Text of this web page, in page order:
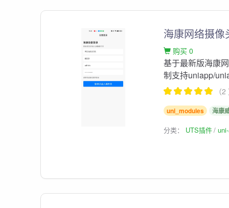
海康网络摄
购买 0
基于最新版海康
制支持uniapp/
（
uni_modules 海康
分类： UTS插件